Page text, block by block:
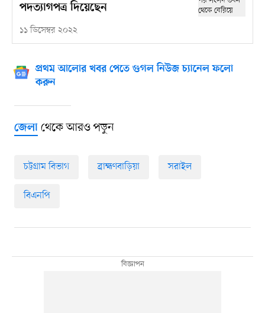
পদত্যাগপত্র দিয়েছেন
১১ ডিসেম্বর ২০২২
প্রথম আলোর খবর পেতে গুগল নিউজ চ্যানেল ফলো
করুন
জেলাথেকে আরও পড়ুন
চট্টগ্রাম বিভাগ ব্রাহ্মণবাড়িয়া সরাইল
বিএনপি